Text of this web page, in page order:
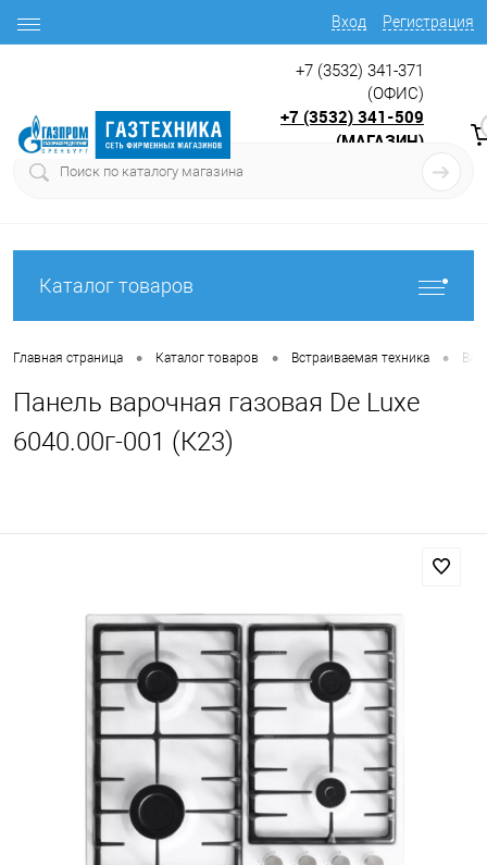
Вход Регистрация
+7 (3532) 341-371
(ОФИС)
+7 (3532) 341-509
(МАГАЗИН)
Каталог товаров
Главная страница • Каталог товаров • Встраиваемая техника •
Панель варочная газовая De Luxe
6040.00г-001 (К23)